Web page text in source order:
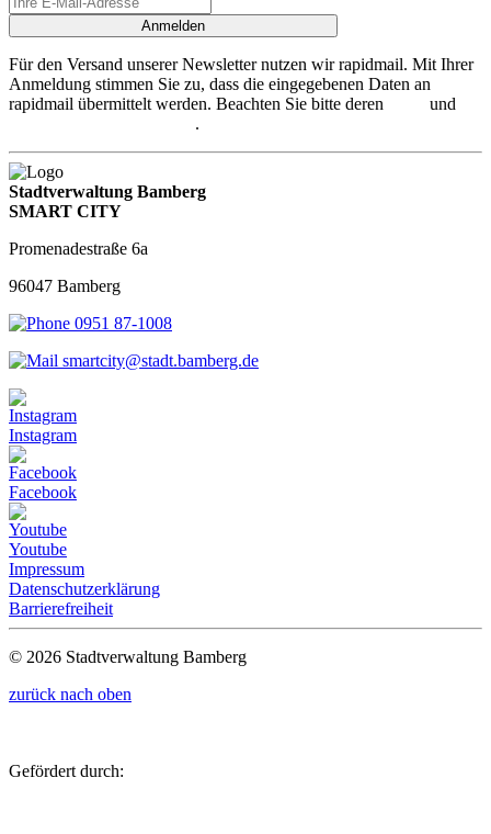
Anmelden
Für den Versand unserer Newsletter nutzen wir rapidmail. Mit Ihrer
Anmeldung stimmen Sie zu, dass die eingegebenen Daten an
rapidmail übermittelt werden. Beachten Sie bitte deren
und
.
Stadtverwaltung Bamberg
SMART CITY
Promenadestraße 6a
96047 Bamberg
0951 87-1008
smartcity@stadt.bamberg.de
Instagram
Facebook
Youtube
Impressum
Datenschutzerklärung
Barrierefreiheit
© 2026 Stadtverwaltung Bamberg
zurück nach oben
Gefördert durch: